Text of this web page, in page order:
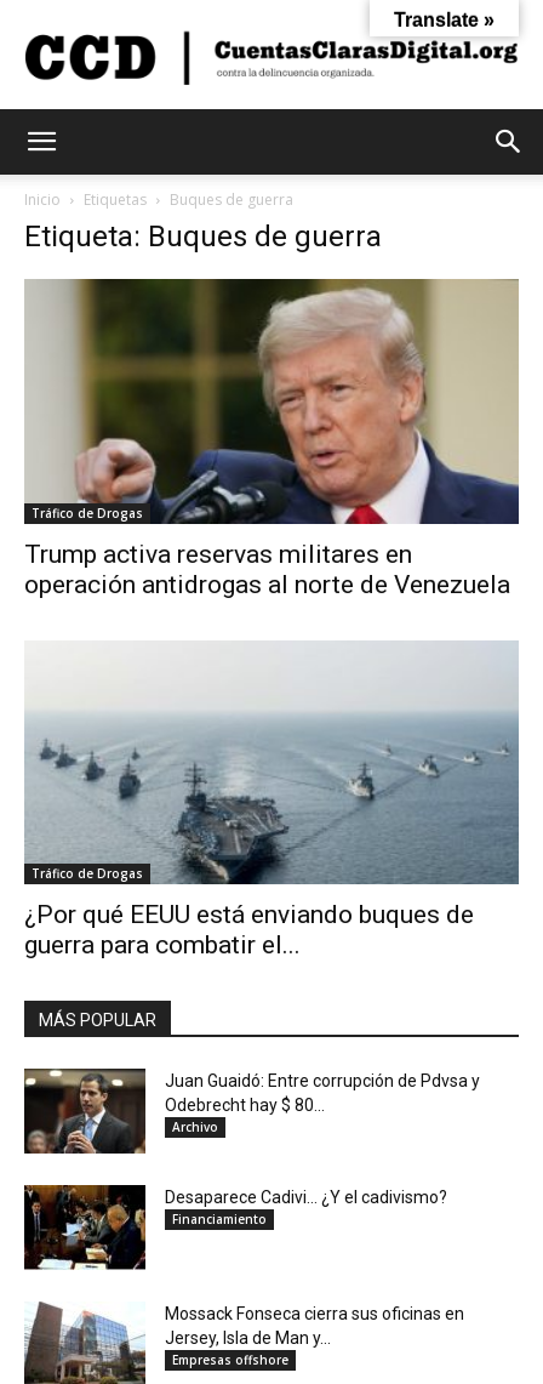
Digital
Inicio Etiquetas Buques de guerra
Etiqueta: Buques de guerra
Tráfico de Drogas
Trump activa reservas militares en
operación antidrogas al norte de Venezuela
Tráfico de Drogas
¿Por qué EEUU está enviando buques de
guerra para combatir el...
MÁS POPULAR
Juan Guaidó: Entre corrupción de Pdvsa y
Odebrecht hay $ 80...
Archivo
Desaparece Cadivi… ¿Y el cadivismo?
Financiamiento
Mossack Fonseca cierra sus oficinas en
Jersey, Isla de Man y...
Empresas offshore
Translate »